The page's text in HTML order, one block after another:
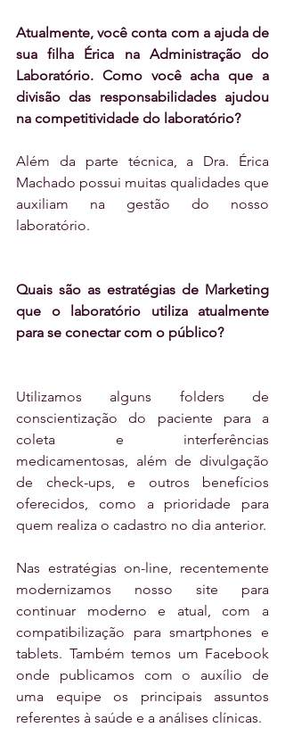
Atualmente, você conta com a ajuda de
sua filha Érica na Administração do
Laboratório. Como você acha que a
divisão das responsabilidades ajudou
na competitividade do laboratório?
Além da parte técnica, a Dra. Érica
Machado possui muitas qualidades que
auxiliam na gestão do nosso
laboratório.
Quais são as estratégias de Marketing
que o laboratório utiliza atualmente
para se conectar com o público?
Utilizamos alguns folders de
conscientização do paciente para a
coleta e interferências
medicamentosas, além de divulgação
de check-ups, e outros benefícios
oferecidos, como a prioridade para
quem realiza o cadastro no dia anterior.
Nas estratégias on-line, recentemente
modernizamos nosso site para
continuar moderno e atual, com a
compatibilização para smartphones e
tablets. Também temos um Facebook
onde publicamos com o auxílio de
uma equipe os principais assuntos
referentes à saúde e a análises clínicas.